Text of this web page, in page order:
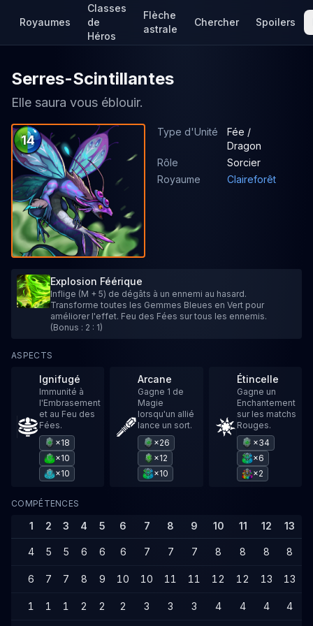
Royaumes
Classes
de
Héros
Flèche
astrale
Chercher Spoilers
Serres-Scintillantes
Elle saura vous éblouir.
14
Type d'Unité
Fée /
Dragon
Rôle
Sorcier
Royaume
Claireforêt
Explosion Féérique
Inflige (M + 5) de dégâts à un ennemi au hasard.
Transforme toutes les Gemmes Bleues en Vert pour
améliorer l'effet. Feu des Fées sur tous les ennemis.
(Bonus : 2 : 1)
ASPECTS
Ignifugé
Immunité à
l'Embrasement
et au Feu des
Fées.
×18
×10
×10
Arcane
Gagne 1 de
Magie
lorsqu'un allié
lance un sort.
×26
×12
×10
Étincelle
Gagne un
Enchantement
sur les matchs
Rouges.
×34
×6
×2
COMPÉTENCES
1 2 3 4 5 6 7 8 9 10 11 12 13
4 5 5 6 6 6 7 7 7 8 8 8 8
6 7 7 8 9 10 10 11 11 12 12 13 13
1 1 1 2 2 2 3 3 3 4 4 4 4